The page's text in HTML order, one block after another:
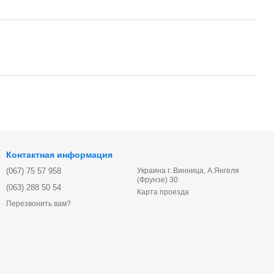
Контактная информация
(067) 75 57 958
(063) 288 50 54
Перезвонить вам?
Украина г. Винница, А.Янгеля
(Фрунзе) 30
Карта проезда